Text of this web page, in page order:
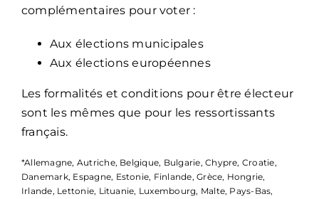
complémentaires pour voter :
Aux élections municipales
Aux élections européennes
Les formalités et conditions pour être électeur
sont les mêmes que pour les ressortissants
français.
*Allemagne, Autriche, Belgique, Bulgarie, Chypre, Croatie,
Danemark, Espagne, Estonie, Finlande, Grèce, Hongrie,
Irlande, Lettonie, Lituanie, Luxembourg, Malte, Pays-Bas,